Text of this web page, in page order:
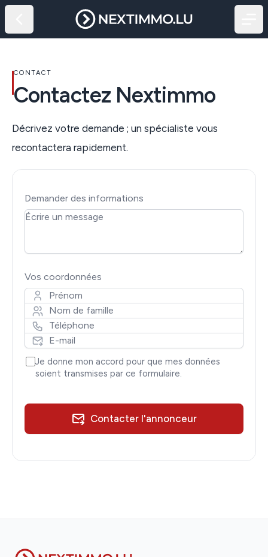
CONTACT
Contactez Nextimmo
Décrivez votre demande ; un spécialiste vous
recontactera rapidement.
Demander des informations
Vos coordonnées
Je donne mon accord pour que mes données
soient transmises par ce formulaire.
Contacter l'annonceur